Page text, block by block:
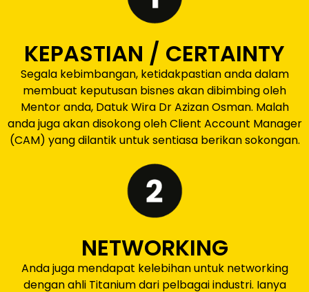
KEPASTIAN / CERTAINTY
Segala kebimbangan, ketidakpastian anda dalam
membuat keputusan bisnes akan dibimbing oleh
Mentor anda, Datuk Wira Dr Azizan Osman. Malah
anda juga akan disokong oleh Client Account Manager
(CAM) yang dilantik untuk sentiasa berikan sokongan.
NETWORKING
Anda juga mendapat kelebihan untuk networking
dengan ahli Titanium dari pelbagai industri. Ianya